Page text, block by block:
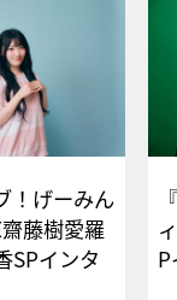
！げーみん
藤樹愛羅
SPインタ